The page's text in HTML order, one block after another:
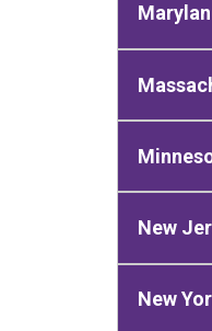
New
New